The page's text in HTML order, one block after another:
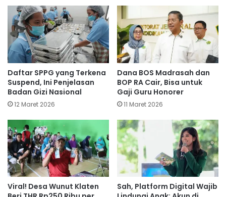
Daftar SPPG yang Terkena
Suspend, Ini Penjelasan
Badan Gizi Nasional
12 Maret 2026
Dana BOS Madrasah dan
BOP RA Cair, Bisa untuk
Gaji Guru Honorer
11 Maret 2026
Viral! Desa Wunut Klaten
Sah, Platform Digital Wajib